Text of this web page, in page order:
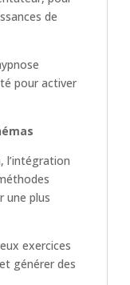
de
pour activer
l’intégration
une plus
exercices
générer des